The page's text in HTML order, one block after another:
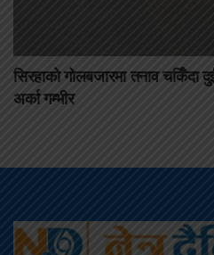
सिरहाको गोलबजारमा तनाव
अर्का गम्भीर